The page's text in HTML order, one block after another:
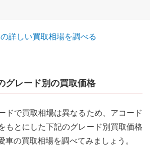
の詳しい買取相場を調べる
グレード別の買取価格
ドで買取相場は異なるため、 アコード
もとにした下記のグレード別買取価格
車の買取相場を調べてみましょう。